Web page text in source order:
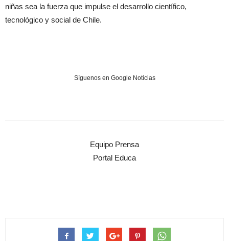
niñas sea la fuerza que impulse el desarrollo científico,
tecnológico y social de Chile.
Síguenos en Google Noticias
Equipo Prensa
Portal Educa